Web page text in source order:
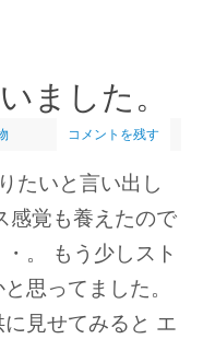
ました。
コメントを残す
たいと言い出し
感覚も養えたので
。 もう少しスト
思ってました。
見せてみると エ